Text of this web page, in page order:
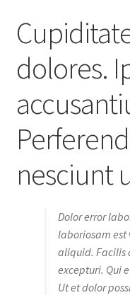
dolores.
nesciunt
Dolor error
laboriosam
aliquid. Facilis
excepturi. Qui
Ut et dolor